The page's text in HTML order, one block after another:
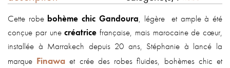
Cette robe bohème chic Gandoura, légère et ample à été
conçue par unecréatrice française, mais marocaine de cœur,
installée à Marrakech depuis 20 ans, Stéphanie à lancé la
marque Finawa et crée des robes fluides, bohèmes chic et